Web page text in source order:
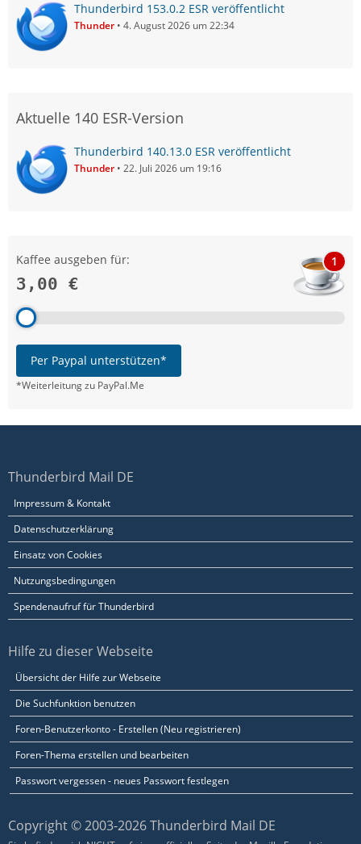
Thunderbird 153.0.2 ESR veröffentlicht
Thunder 4. August 2026 um 22:34
Aktuelle 140 ESR-Version
Thunderbird 140.13.0 ESR veröffentlicht
Thunder 22. Juli 2026 um 19:16
Kaffee ausgeben für:
3,00 €
1
Per Paypal unterstützen*
*Weiterleitung zu PayPal.Me
Thunderbird Mail DE
Impressum & Kontakt
Datenschutzerklärung
Einsatz von Cookies
Nutzungsbedingungen
Spendenaufruf für Thunderbird
Hilfe zu dieser Webseite
Übersicht der Hilfe zur Webseite
Die Suchfunktion benutzen
Foren-Benutzerkonto - Erstellen (Neu registrieren)
Foren-Thema erstellen und bearbeiten
Passwort vergessen - neues Passwort festlegen
Copyright © 2003-2026 Thunderbird Mail DE